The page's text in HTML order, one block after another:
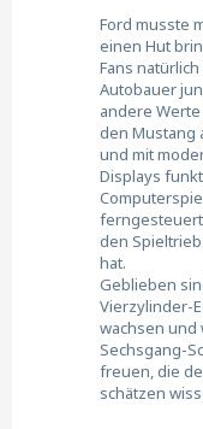
Ford musste
einen Hut
Fans
Autobauer
andere
den Mustang
und mit
Displays
den
hat.
Geblieben
Vierzylinder-
wachsen und
Sechsgang-
freuen, die
schätzen